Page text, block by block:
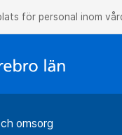
för personal inom
omsorg